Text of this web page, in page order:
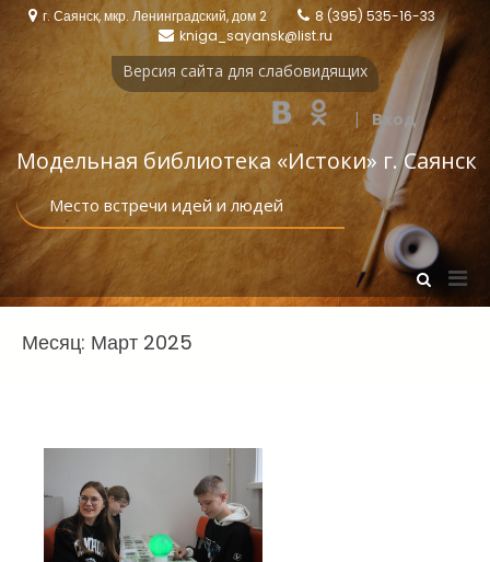
Перейтиг. Саянск, мкр. Ленинградский, дом 2
8 (395) 535-16-33
kniga_sayansk@list.ru
Версия сайта для слабовидящих
| Вход
Модельная библиотека «Истоки‎» г. Саянск
Место встречи идей и людей
Показать
форму
Месяц: Март 2025
Навигация
по